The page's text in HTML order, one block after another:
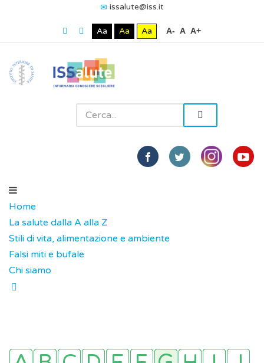
issalute@iss.it
Aa Aa Aa A- A A+
Home
La salute dalla A alla Z
Stili di vita, alimentazione e ambiente
Falsi miti e bufale
Chi siamo